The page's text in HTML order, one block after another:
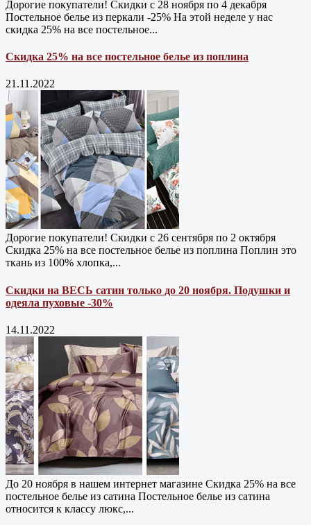
Дорогие покупатели! Скидки с 28 ноября по 4 декабря
Постельное белье из перкали -25% На этой неделе у нас
скидка 25% на все постельное...
Скидка 25% на все постельное белье из поплина
21.11.2022
Дорогие покупатели! Скидки с 26 сентября по 2 октября
Скидка 25% на все постельное белье из поплина Поплин это
ткань из 100% хлопка,...
Скидки на ВЕСЬ сатин только до 20 ноября. Подушки и
одеяла пуховые -30%
14.11.2022
До 20 ноября в нашем интернет магазине Cкидка 25% на все
постельное белье из сатина Постельное белье из сатина
относится к классу люкс,...